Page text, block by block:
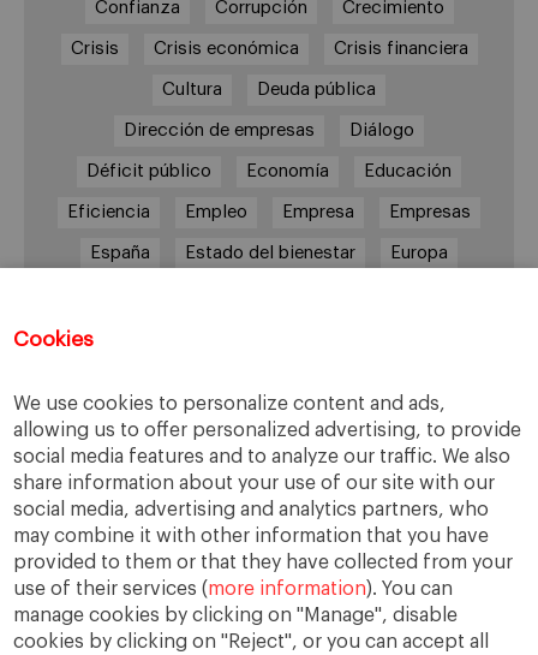
Cookies
We use cookies to personalize content and ads,
allowing us to offer personalized advertising, to provide
social media features and to analyze our traffic. We also
share information about your use of our site with our
social media, advertising and analytics partners, who
may combine it with other information that you have
provided to them or that they have collected from your
use of their services (more information). You can
manage cookies by clicking on "Manage", disable
cookies by clicking on "Reject", or you can accept all
Confianza Corrupción Crecimiento
Crisis Crisis económica Crisis financiera
Cultura Deuda pública
Dirección de empresas Diálogo
Déficit público Economía Educación
Eficiencia Empleo Empresa Empresas
España Estado del bienestar Europa
Responsabilidad social RSC
Sindicatos Sistema financiero Sociedad
Sostenibilidad Trabajo Valores Virtudes
Ética Ética de la empresa